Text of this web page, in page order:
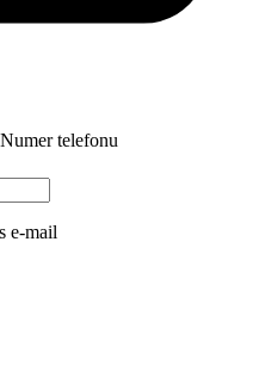
Numer telefonu
e-mail